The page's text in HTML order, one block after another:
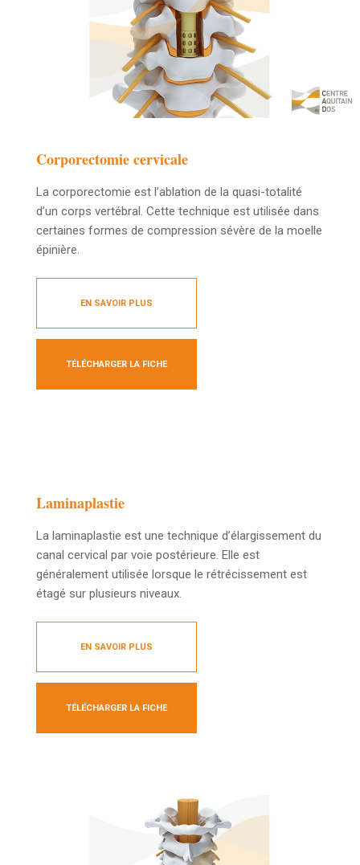
Corporectomie cervicale
La corporectomie est l’ablation de la quasi-totalité
d’un corps vertébral. Cette technique est utilisée dans
certaines formes de compression sévère de la moelle
épinière.
EN SAVOIR PLUS
TÉLÉCHARGER LA FICHE
Laminaplastie
La laminaplastie est une technique d’élargissement du
canal cervical par voie postérieure. Elle est
généralement utilisée lorsque le rétrécissement est
étagé sur plusieurs niveaux.
EN SAVOIR PLUS
TÉLÉCHARGER LA FICHE